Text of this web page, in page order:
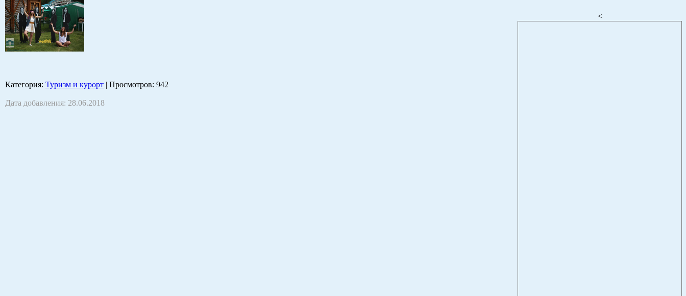
Категория: Туризм и курорт | Просмотров: 942
Дата добавления: 28.06.2018
<